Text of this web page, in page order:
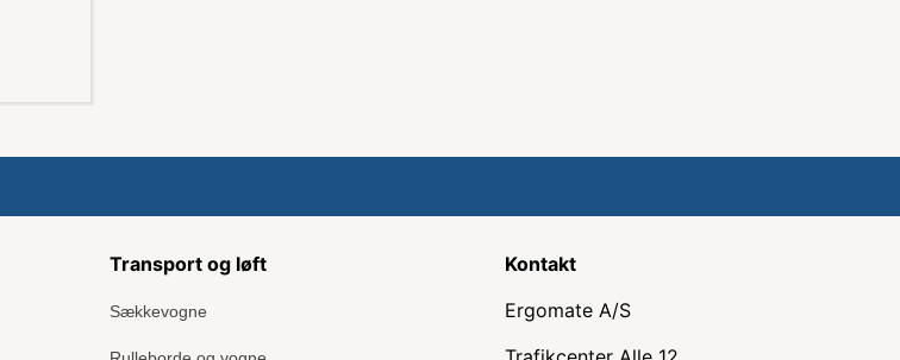
Transport og løft
Sækkevogne
Kontakt
Ergomate A/S